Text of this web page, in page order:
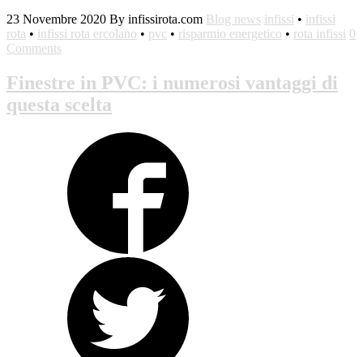
23 Novembre 2020 By infissirota.com Blog news infissi • infissi
rota • infissi rota ercolano • pvc • risparmio energetico • rota infissi 0
Comments
Finestre in PVC: i numerosi vantaggi di
questa scelta